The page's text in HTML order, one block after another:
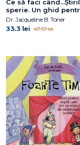
Ce să faci
sperie. Un ghid
copiii care vor să
evenimentele recente
Dr. Jacqueline B. Toner
33.3 lei 47.57 lei